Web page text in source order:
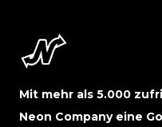
Mit mehr als 5.000
Neon Company eine